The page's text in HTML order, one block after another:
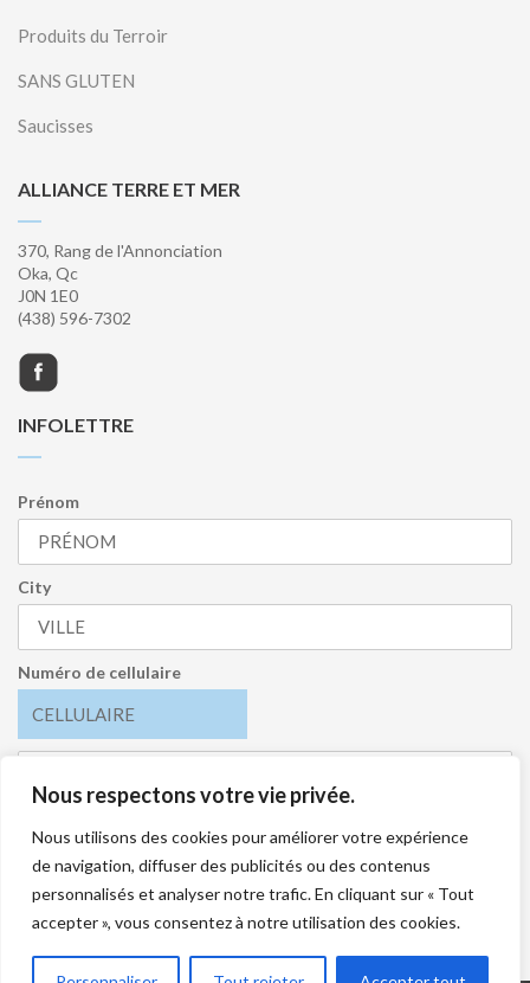
Nous respectons votre vie privée.
Nous utilisons des cookies pour améliorer votre expérience
de navigation, diffuser des publicités ou des contenus
personnalisés et analyser notre trafic. En cliquant sur « Tout
accepter », vous consentez à notre utilisation des cookies.
Produits du Terroir
SANS GLUTEN
Saucisses
ALLIANCE TERRE ET MER
370, Rang de l'Annonciation
Oka, Qc
J0N 1E0
(438) 596-7302
INFOLETTRE
Prénom
City
Numéro de cellulaire
J’accepte de recevoir l’infolettre et je comprends que je
peux me désabonner en tout temps.
S'INSCRIRE